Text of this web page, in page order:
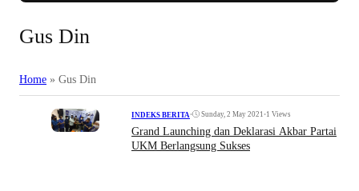
Gus Din
Home » Gus Din
INDEKS BERITA • Sunday, 2 May 2021 •1 Views
Grand Launching dan Deklarasi Akbar Partai
UKM Berlangsung Sukses